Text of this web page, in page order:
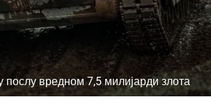
вредном 7,5 милијарди злота